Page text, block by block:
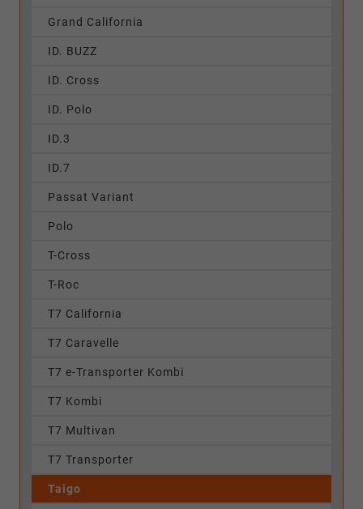
Grand California
ID. BUZZ
ID. Cross
ID. Polo
ID.3
ID.7
Passat Variant
Polo
T-Cross
T-Roc
T7 California
T7 Caravelle
T7 e-Transporter Kombi
T7 Kombi
T7 Multivan
T7 Transporter
Taigo